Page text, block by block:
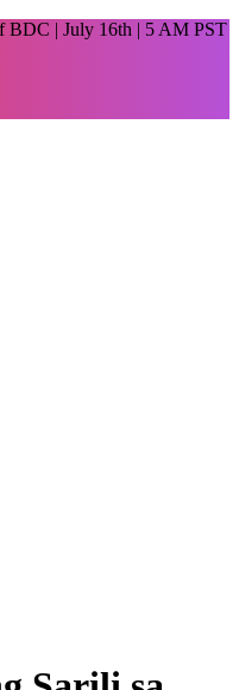
BDC | July 16th | 5 AM PST